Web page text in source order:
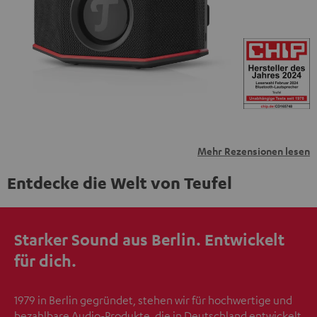
übermittelt werden.
Weitere Informationen sind in der
Datenschutzerklärung unter I zu finden
Mehr Rezensionen lesen
Entdecke die Welt von Teufel
Starker Sound aus Berlin. Entwickelt
für dich.
1979 in Berlin gegründet, stehen wir für hochwertige und